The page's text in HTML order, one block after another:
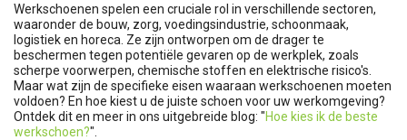
Werkschoenen spelen een cruciale rol in verschillende sectoren,
waaronder de bouw, zorg, voedingsindustrie, schoonmaak,
logistiek en horeca. Ze zijn ontworpen om de drager te
beschermen tegen potentiële gevaren op de werkplek, zoals
scherpe voorwerpen, chemische stoffen en elektrische risico's.
Maar wat zijn de specifieke eisen waaraan werkschoenen moeten
voldoen? En hoe kiest u de juiste schoen voor uw werkomgeving?
Ontdek dit en meer in ons uitgebreide blog: "Hoe kies ik de beste
werkschoen?".